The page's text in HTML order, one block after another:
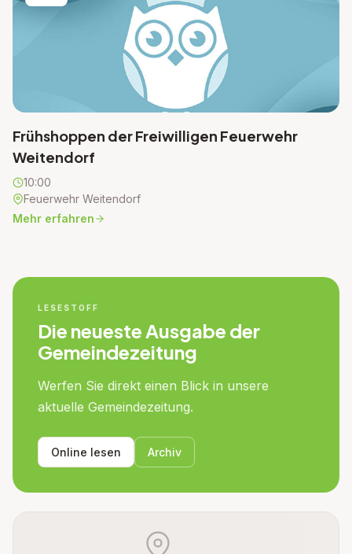
Frühshoppen der Freiwilligen Feuerwehr
Weitendorf
10:00
Feuerwehr Weitendorf
Mehr erfahren
LESESTOFF
Die neueste Ausgabe der
Gemeindezeitung
Werfen Sie direkt einen Blick in unsere
aktuelle Gemeindezeitung.
Online lesen Archiv